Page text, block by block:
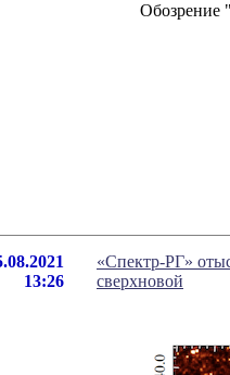
Обозрение
13:26
«Спектр-РГ»
сверхновой